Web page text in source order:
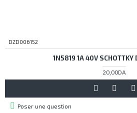
DZD006152
1N5819 1A 40V SCHOTTKY
20,00DA
Poser une question